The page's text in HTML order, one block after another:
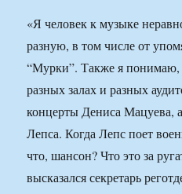
«Я человек к музыке
разную, в том числе от
“Мурки”. Также я
разных залах и разных
концерты Дениса Мацуева,
Лепса. Когда Лепс поет
что, шансон? Что это за
высказался секретарь